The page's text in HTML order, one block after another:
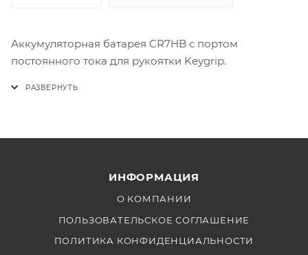
Аккумуляторная батарея CR7HB с портом
постоянного тока для рукоятки Keygrip.
ИНФОРМАЦИЯ
О КОМПАНИИ
ПОЛЬЗОВАТЕЛЬСКОЕ СОГЛАШЕНИЕ
ПОЛИТИКА КОНФИДЕНЦИАЛЬНОСТИ